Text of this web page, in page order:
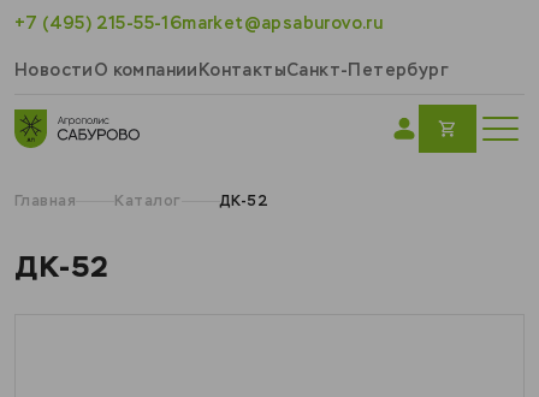
НовостиО компании КонтактыСанкт-Петербург
+7 (495) 215-55-16market@apsaburovo.ru
Главная Каталог ДК-52
ДК-52